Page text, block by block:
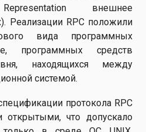
внешнее
Реализации RPC положили
вида программных
программных средств
находящихся между
системой.
протокола RPC
открытыми, что допускало